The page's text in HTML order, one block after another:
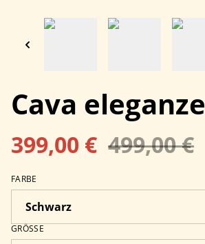
Cava eleganze
399,00 € 499,00 €
FARBE
GRÖSSE